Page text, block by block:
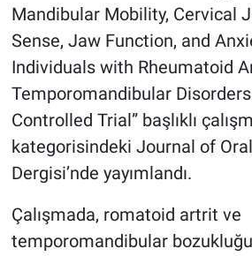
Mandibular Mobility, Cervical
Sense, Jaw Function, and
Individuals with Rheumatoid
Temporomandibular
Controlled Trial” başlıklı
kategorisindeki Journal of
Dergisi’nde yayımlandı.
Çalışmada, romatoid artrit ve
temporomandibular